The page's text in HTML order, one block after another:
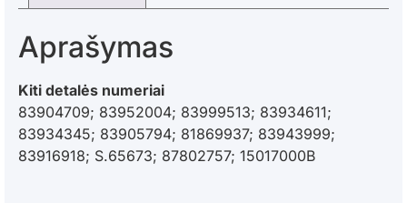
Aprašymas
Kiti detalės numeriai
83904709; 83952004; 83999513; 83934611;
83934345; 83905794; 81869937; 83943999;
83916918; S.65673; 87802757; 15017000B